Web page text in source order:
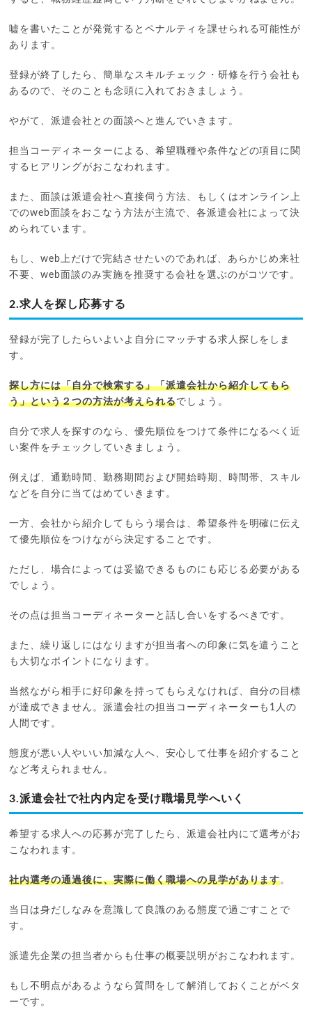
嘘を書いたことが発覚するとペナルティを課せられる可能性が
あります。
登録が終了したら、簡単なスキルチェック・研修を行う会社も
あるので、そのことも念頭に入れておきましょう。
やがて、派遣会社との面談へと進んでいきます。
担当コーディネーターによる、希望職種や条件などの項目に関
するヒアリングがおこなわれます。
また、面談は派遣会社へ直接伺う方法、もしくはオンライン上
でのweb面談をおこなう方法が主流で、各派遣会社によって決
められています。
もし、web上だけで完結させたいのであれば、あらかじめ来社
不要、web面談のみ実施を推奨する会社を選ぶのがコツです。
2.求人を探し応募する
登録が完了したらいよいよ自分にマッチする求人探しをしま
す。
探し方には「自分で検索する」「派遣会社から紹介してもら
う」という２つの方法が考えられるでしょう。
自分で求人を探すのなら、優先順位をつけて条件になるべく近
い案件をチェックしていきましょう。
例えば、通勤時間、勤務期間および開始時期、時間帯、スキル
などを自分に当てはめていきます。
一方、会社から紹介してもらう場合は、希望条件を明確に伝え
て優先順位をつけながら決定することです。
ただし、場合によっては妥協できるものにも応じる必要がある
でしょう。
その点は担当コーディネーターと話し合いをするべきです。
また、繰り返しにはなりますが担当者への印象に気を遣うこと
も大切なポイントになります。
当然ながら相手に好印象を持ってもらえなければ、自分の目標
が達成できません。派遣会社の担当コーディネーターも1人の
人間です。
態度が悪い人やいい加減な人へ、安心して仕事を紹介すること
など考えられません。
3.派遣会社で社内内定を受け職場見学へいく
希望する求人への応募が完了したら、派遣会社内にて選考がお
こなわれます。
社内選考の通過後に、実際に働く職場への見学があります。
当日は身だしなみを意識して良識のある態度で過ごすことで
す。
派遣先企業の担当者からも仕事の概要説明がおこなわれます。
もし不明点があるようなら質問をして解消しておくことがベタ
ーです。